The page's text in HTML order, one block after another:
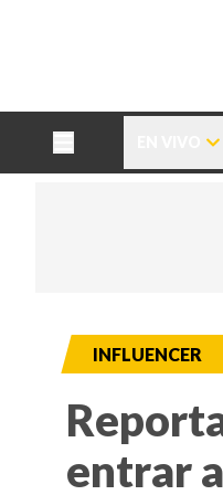
INFLUENCER
entrar